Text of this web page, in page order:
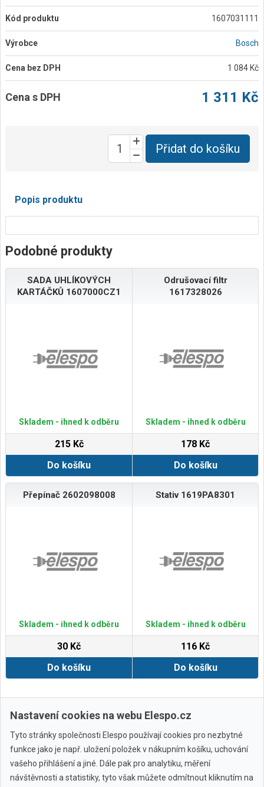
Kód produktu 1607031111
Výrobce Bosch
Cena bez DPH 1 084 Kč
Cena s DPH 1 311 Kč
Přidat do košíku
Popis produktu
Podobné produkty
SADA UHLÍKOVÝCH
KARTÁČKŮ 1607000CZ1
Skladem - ihned k odběru
215 Kč
Do košíku
Odrušovací filtr
1617328026
Skladem - ihned k odběru
178 Kč
Do košíku
Přepínač 2602098008
Skladem - ihned k odběru
30 Kč
Do košíku
Stativ 1619PA8301
Skladem - ihned k odběru
116 Kč
Do košíku
Zobrazit další
Nastavení cookies na webu Elespo.cz
Tyto stránky společnosti Elespo používají cookies pro nezbytné
funkce jako je např. uložení položek v nákupním košíku, uchování
vašeho přihlášení a jiné. Dále pak pro analytiku, měření
návštěvnosti a statistiky, tyto však můžete odmítnout kliknutím na